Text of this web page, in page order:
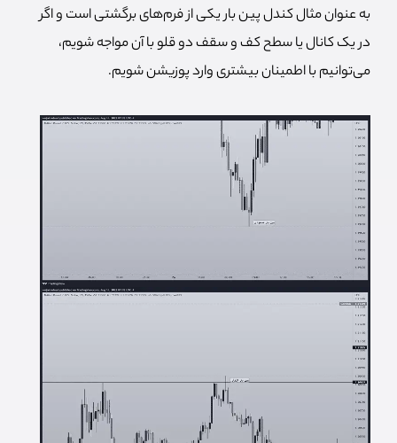
به عنوان مثال کندل پین بار یکی از فرم‌های برگشتی است و اگر
در یک کانال یا سطح کف و سقف دو قلو با آن مواجه شویم،
می‌توانیم با اطمینان بیشتری وارد پوزیشن شویم.